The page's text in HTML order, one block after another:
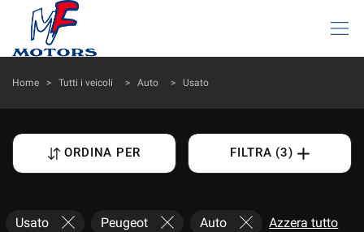
HOME
AZIENDA
I NOSTRI SERVIZI
Home > Tutti i veicoli > Auto > Usato
ORDINA PER FILTRA (3)
Usato Peugeot Auto Azzera tutto